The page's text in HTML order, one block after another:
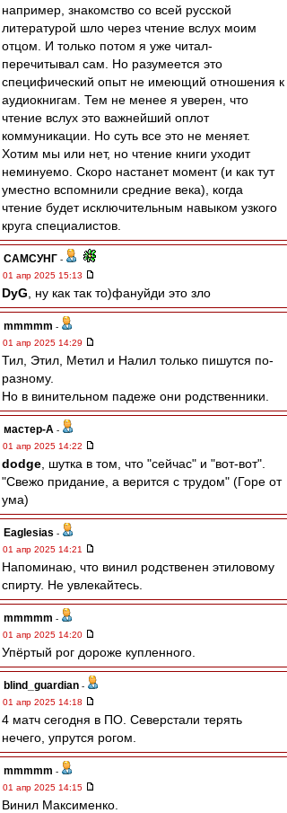
например, знакомство со всей русской
литературой шло через чтение вслух моим
отцом. И только потом я уже читал-
перечитывал сам. Но разумеется это
специфический опыт не имеющий отношения к
аудиокнигам. Тем не менее я уверен, что
чтение вслух это важнейший оплот
коммуникации. Но суть все это не меняет.
Хотим мы или нет, но чтение книги уходит
неминуемо. Скоро настанет момент (и как тут
уместно вспомнили средние века), когда
чтение будет исключительным навыком узкого
круга специалистов.
САМСУНГ -
01 апр 2025 15:13
DyG , ну как так то)фануйди это зло
mmmmm -
01 апр 2025 14:29
Тил, Этил, Метил и Налил только пишутся по-
разному.
Но в винительном падеже они родственники.
мастер-А -
01 апр 2025 14:22
dodge , шутка в том, что "сейчас" и "вот-вот".
"Свежо придание, а верится с трудом" (Горе от
ума)
Eaglesias -
01 апр 2025 14:21
Напоминаю, что винил родственен этиловому
спирту. Не увлекайтесь.
mmmmm -
01 апр 2025 14:20
Упёртый рог дороже купленного.
blind_guardian -
01 апр 2025 14:18
4 матч сегодня в ПО. Северстали терять
нечего, упрутся рогом.
mmmmm -
01 апр 2025 14:15
Винил Максименко.